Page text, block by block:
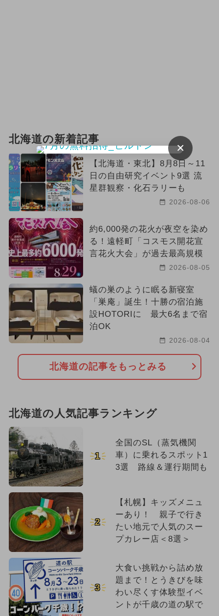
北海道の新着記事
【北海道・東北】8月8日～11
日の自由研究イベント9選 流
星群観察・化石ラリーも
2026-08-06
約6,000発の花火が夜空を染め
る！遠軽町「コスモス開花宣
言花火大会」が過去最高規模
2026-08-05
蟻の巣のように眠る新寝室
「巣庵」誕生！十勝の宿泊施
設HOTORIに 最大6名まで宿
泊OK
2026-08-04
北海道の記事をもっとみる
北海道の人気記事ランキング
1
全国のSL（蒸気機関
車）に乗れるスポット1
3選 路線＆運行期間も
2
【札幌】キッズメニュ
ーあり！ 親子で行き
たい地元で人気のスー
プカレー店＜8選＞
3
大食い挑戦から詰め放
題まで！とうきびを味
わい尽くす体験型イベ
ントが千歳の道の駅で
×